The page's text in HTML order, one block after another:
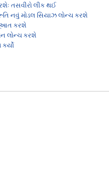
તસવીરો લીક થઈ
નવું મોડલ સિયાઝ લોન્ચ કરશે
કરશે
લોન્ચ કરશે